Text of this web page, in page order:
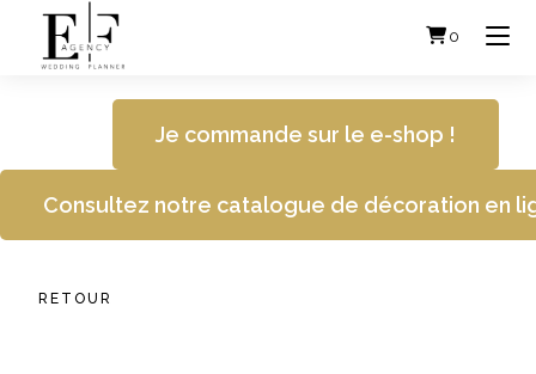
content
0
Je commande sur le e-shop !
Consultez notre catalogue de décoration en
RETOUR